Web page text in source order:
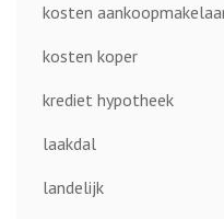
kosten
kosten koper
krediet hypotheek
laakdal
landelijk